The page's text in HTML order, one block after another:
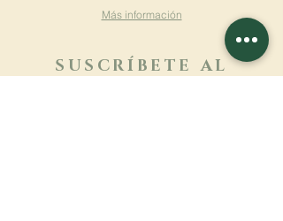
Más información
SUSCRÍBETE AL